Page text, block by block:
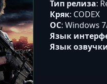
Тип релиза:
Кряк: CODEX
ОС: Windows
Язык
Язык